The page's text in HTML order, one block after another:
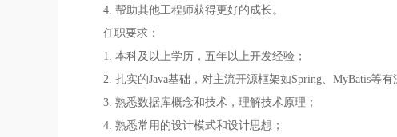
4. 帮助其他工程师获得更好的成长。
任职要求：
1. 本科及以上学历，五年以上开发经验；
2. 扎实的Java基础，对主流开源框架如Spring、MyBatis等
3. 熟悉数据库概念和技术，理解技术原理；
4. 熟悉常用的设计模式和设计思想；